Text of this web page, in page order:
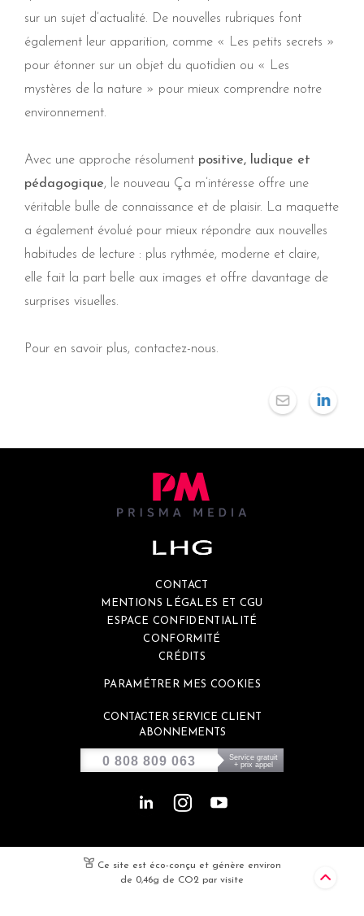
sur un sujet d’actualité. De nouvelles rubriques font
également leur apparition, comme « Les petits secrets »
pour étonner sur un objet du quotidien ou « Les
mystères de la nature » pour mieux comprendre notre
environnement.
Avec une approche résolument positive, ludique et
pédagogique, le nouveau Ça m’intéresse offre une
véritable bulle de connaissance et de plaisir. La maquette
a également évolué pour mieux répondre aux nouvelles
habitudes de lecture : plus rythmée, moderne et claire,
elle fait la part belle aux images et offre davantage de
surprises visuelles.
Pour en savoir plus, contactez-nous.
CONTACT
MENTIONS LÉGALES ET CGU
ESPACE CONFIDENTIALITÉ
CONFORMITÉ
CRÉDITS
PARAMÉTRER MES COOKIES
CONTACTER SERVICE CLIENT
ABONNEMENTS
0 808 809 063
Service gratuit
+ prix appel
Ce site est éco-conçu et génère environ
de 0,46g de CO2 par visite